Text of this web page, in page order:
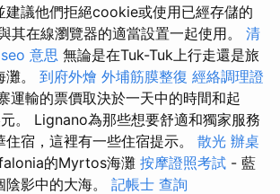
建議他們拒絕cookie或使用已經存儲的
在線瀏覽器的適當設置一起使用。 清
seo 意思 無論是在Tuk-Tuk上行走還是旅
。 到府外燴 外埔筋膜整復 經絡調理證
運輸的票價取決於一天中的時間和起
。 Lignano為那些想要舒適和獨家服務
宿，這裡有一些住宿提示。 散光 辦桌
的Myrtos海灘 按摩證照考試 - 藍
影中的大海。 記帳士 查詢